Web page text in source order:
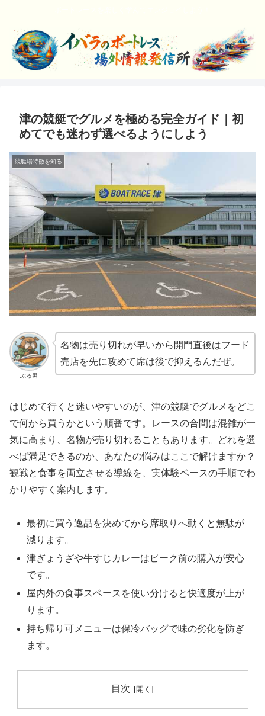
津の競艇でグルメを極める完全ガイド｜初
めてでも迷わず選べるようにしよう
競艇場特徴を知る
ぶる男
名物は売り切れが早いから開門直後はフード
売店を先に攻めて席は後で抑えるんだぜ。
はじめて行くと迷いやすいのが、津の競艇でグルメをどこ
で何から買うかという順番です。レースの合間は混雑が一
気に高まり、名物が売り切れることもあります。どれを選
べば満足できるのか、あなたの悩みはここで解けますか？
観戦と食事を両立させる導線を、実体験ベースの手順でわ
かりやすく案内します。
最初に買う逸品を決めてから席取りへ動くと無駄が
減ります。
津ぎょうざや牛すじカレーはピーク前の購入が安心
です。
屋内外の食事スペースを使い分けると快適度が上が
ります。
持ち帰り可メニューは保冷バッグで味の劣化を防ぎ
ます。
目次